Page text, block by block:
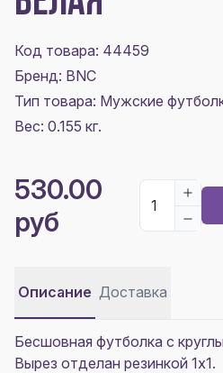
Код товара: 44459
Бренд: BNC
Тип товара: Мужские
Вес: 0.155 кг.
530.00
руб
Описание Доставка
Бесшовная футболка с
Вырез отделан резинкой 1х1.